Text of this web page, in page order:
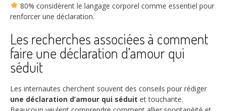
80% considèrent le langage corporel comme essentiel pour
renforcer une déclaration.
Les recherches associées à comment
faire une déclaration d’amour qui
séduit
Les internautes cherchent souvent des conseils pour rédiger
une déclaration d’amour qui séduit et touchante.